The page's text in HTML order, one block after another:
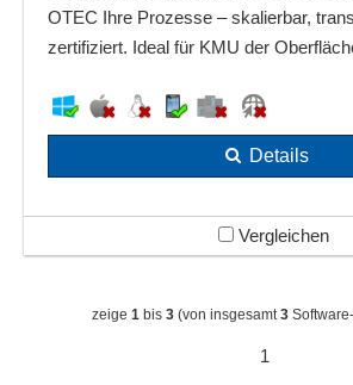
OTEC Ihre Prozesse – skalierbar,
zertifiziert. Ideal für KMU der
Details
Vergleichen
zeige 1 bis 3(von insgesamt 3
1